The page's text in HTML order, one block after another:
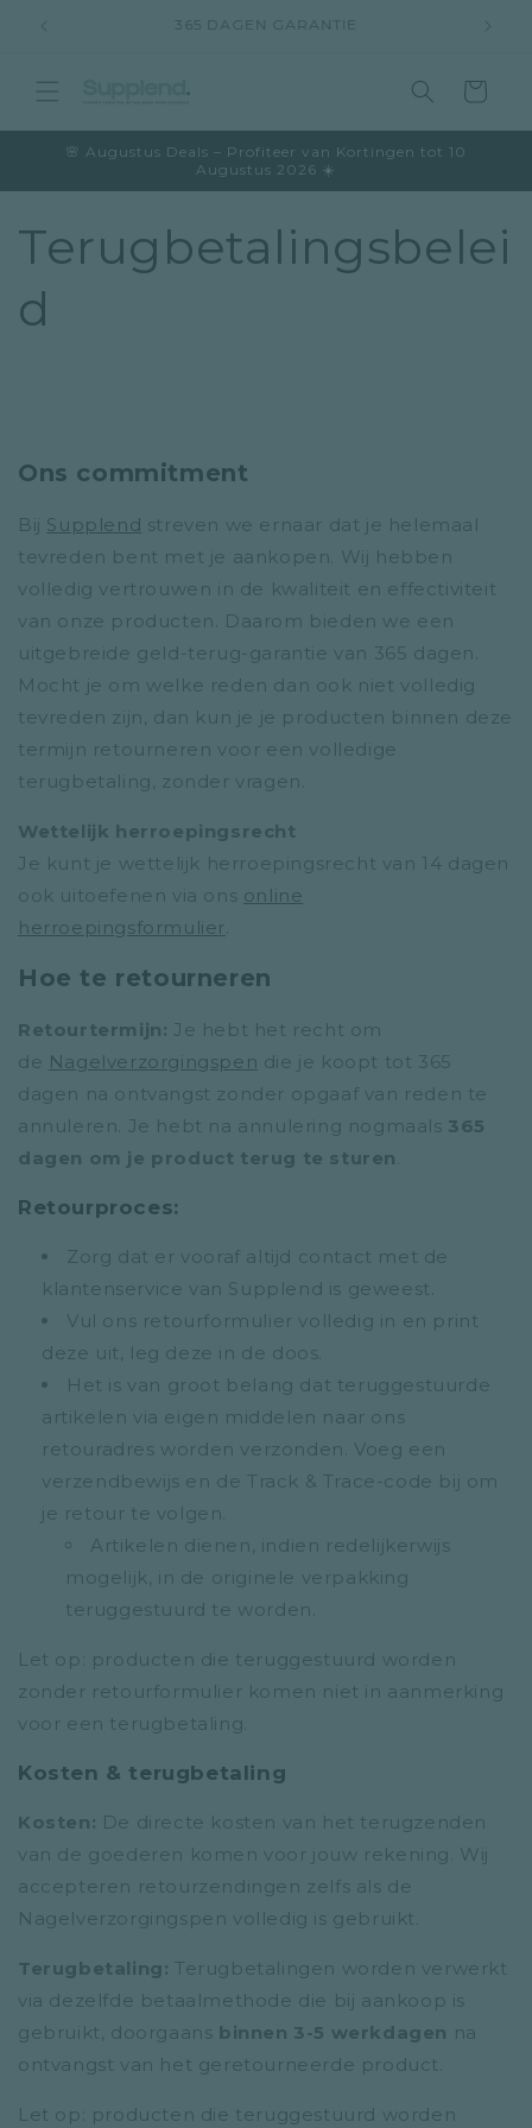
naar de
10.000+ KLANTEN KLACHTVRIJ
🌸 Augustus Deals – Profiteer van Kortingen tot 10
Augustus 2026 ☀️
Terugbetalingsbelei
d
Ons commitment
Bij Supplend streven we ernaar dat je helemaal
tevreden bent met je aankopen. Wij hebben
volledig vertrouwen in de kwaliteit en effectiviteit
van onze producten. Daarom bieden we een
uitgebreide geld-terug-garantie van 365 dagen.
Mocht je om welke reden dan ook niet volledig
tevreden zijn, dan kun je je producten binnen deze
termijn retourneren voor een volledige
terugbetaling, zonder vragen.
Wettelijk herroepingsrecht
Je kunt je wettelijk herroepingsrecht van 14 dagen
ook uitoefenen via ons online
herroepingsformulier
Hoe te retourneren
Retourtermijn: Je hebt het recht om
de Nagelverzorgingspen die je koopt tot 365
dagen na ontvangst zonder opgaaf van reden te
annuleren. Je hebt na annulering nogmaals 365
dagen om je product terug te sturen
Retourproces:
Zorg dat er vooraf altijd contact met de
klantenservice van Supplend is geweest.
Vul ons retourformulier volledig in en print
deze uit, leg deze in de doos.
Het is van groot belang dat teruggestuurde
artikelen via eigen middelen naar ons
retouradres worden verzonden. Voeg een
verzendbewijs en de Track & Trace-code bij om
je retour te volgen.
Artikelen dienen, indien redelijkerwijs
mogelijk, in de originele verpakking
teruggestuurd te worden.
Let op: producten die teruggestuurd worden
zonder retourformulier komen niet in aanmerking
voor een terugbetaling.
Kosten & terugbetaling
Kosten: De directe kosten van het terugzenden
van de goederen komen voor jouw rekening. Wij
accepteren retourzendingen zelfs als de
Nagelverzorgingspen volledig is gebruikt.
Terugbetaling: Terugbetalingen worden verwerkt
via dezelfde betaalmethode die bij aankoop is
gebruikt, doorgaans binnen 3-5 werkdagen na
ontvangst van het geretourneerde product.
Let op: producten die teruggestuurd worden